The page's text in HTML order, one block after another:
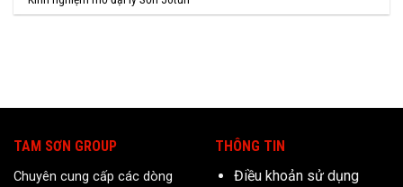
TAM SƠN GROUP
Chuyên cung cấp các dòng
THÔNG TIN
Điều khoản sử dụng